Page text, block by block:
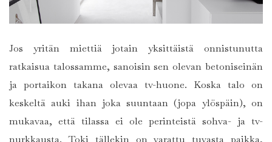
Jos yritän miettiä jotain yksittäistä onnistunutta
ratkaisua talossamme, sanoisin sen olevan betoniseinän
ja portaikon takana olevaa tv-huone. Koska talo on
keskeltä auki ihan joka suuntaan (jopa ylöspäin), on
mukavaa, että tilassa ei ole perinteistä sohva- ja tv-